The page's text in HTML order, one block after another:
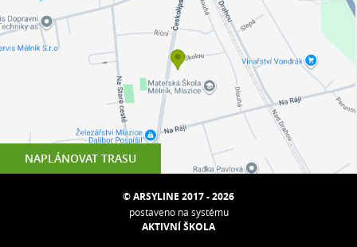
NAPLÁNOVAT TRASU
© ARSYLINE 2017 - 2026
postaveno na systému
AKTIVNÍ ŠKOLA